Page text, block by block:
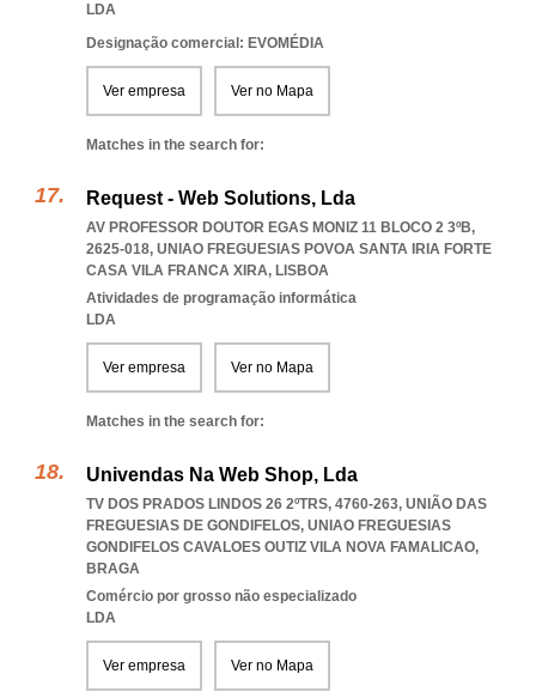
LDA
Designação comercial: EVOMÉDIA
Ver empresa Ver no Mapa
Matches in the search for:
Request - Web Solutions, Lda
AV PROFESSOR DOUTOR EGAS MONIZ 11 BLOCO 2 3ºB,
2625-018, UNIAO FREGUESIAS POVOA SANTA IRIA FORTE
CASA VILA FRANCA XIRA, LISBOA
Atividades de programação informática
LDA
Ver empresa Ver no Mapa
Matches in the search for:
Univendas Na Web Shop, Lda
TV DOS PRADOS LINDOS 26 2ºTRS, 4760-263, UNIÃO DAS
FREGUESIAS DE GONDIFELOS, UNIAO FREGUESIAS
GONDIFELOS CAVALOES OUTIZ VILA NOVA FAMALICAO,
BRAGA
Comércio por grosso não especializado
LDA
Ver empresa Ver no Mapa